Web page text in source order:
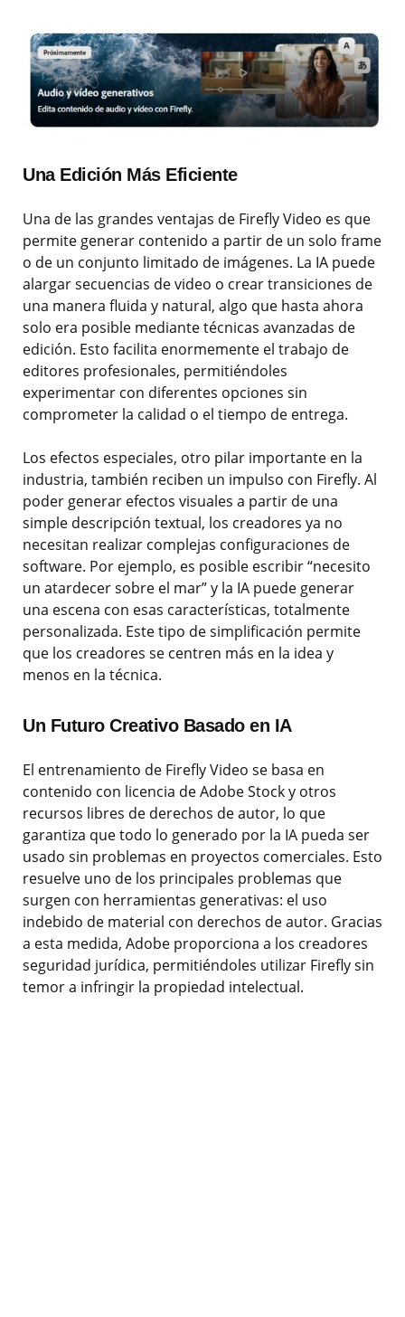
Una Edición Más Eficiente
Una de las grandes ventajas de Firefly Video es que
permite generar contenido a partir de un solo frame
o de un conjunto limitado de imágenes. La IA puede
alargar secuencias de video o crear transiciones de
una manera fluida y natural, algo que hasta ahora
solo era posible mediante técnicas avanzadas de
edición. Esto facilita enormemente el trabajo de
editores profesionales, permitiéndoles
experimentar con diferentes opciones sin
comprometer la calidad o el tiempo de entrega.
Los efectos especiales, otro pilar importante en la
industria, también reciben un impulso con Firefly. Al
poder generar efectos visuales a partir de una
simple descripción textual, los creadores ya no
necesitan realizar complejas configuraciones de
software. Por ejemplo, es posible escribir “necesito
un atardecer sobre el mar” y la IA puede generar
una escena con esas características, totalmente
personalizada. Este tipo de simplificación permite
que los creadores se centren más en la idea y
menos en la técnica.
Un Futuro Creativo Basado en IA
El entrenamiento de Firefly Video se basa en
contenido con licencia de Adobe Stock y otros
recursos libres de derechos de autor, lo que
garantiza que todo lo generado por la IA pueda ser
usado sin problemas en proyectos comerciales. Esto
resuelve uno de los principales problemas que
surgen con herramientas generativas: el uso
indebido de material con derechos de autor. Gracias
a esta medida, Adobe proporciona a los creadores
seguridad jurídica, permitiéndoles utilizar Firefly sin
temor a infringir la propiedad intelectual.